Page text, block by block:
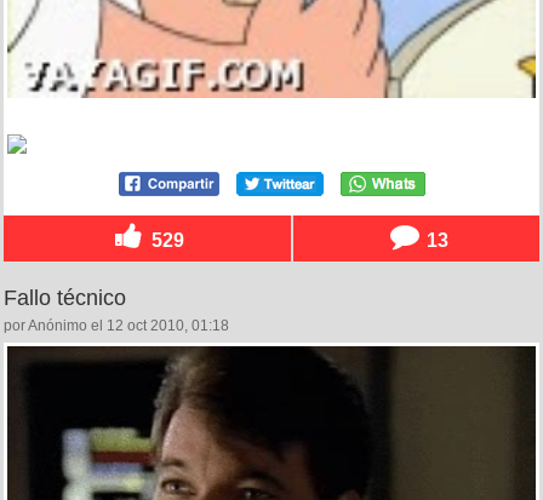
529 13
Fallo técnico
por Anónimo el 12 oct 2010, 01:18